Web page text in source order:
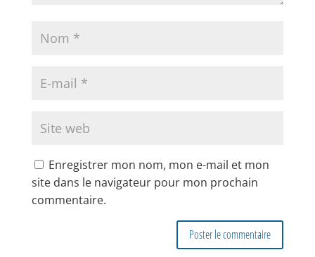
Enregistrer mon nom, mon e-mail et mon
site dans le navigateur pour mon prochain
commentaire.